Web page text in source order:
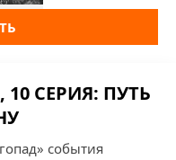
СЕРИЯ: ПУТЬ
события